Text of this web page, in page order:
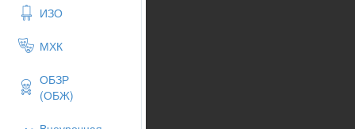
ИЗО
МХК
ОБЗР
(ОБЖ)